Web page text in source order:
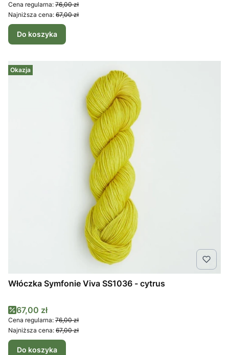
Cena regularna: 76,00 zł
Najniższa cena: 67,00 zł
Do koszyka
Okazja
Włóczka Symfonie Viva SS1036 - cytrus
Cena promocyjna
67,00 zł
Cena regularna: 76,00 zł
Najniższa cena: 67,00 zł
Do koszyka